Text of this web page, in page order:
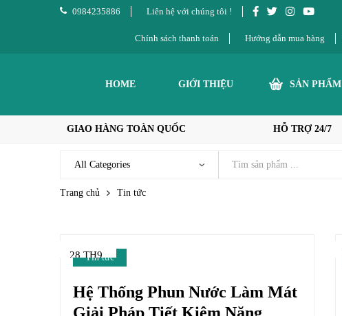
0984235886 Liên hệ với chúng tôi !
Chính sách thanh toán Hướng dẫn mua hàng
HOME GIỚI THIỆU SẢN PHẨM
GIAO HÀNG TOÀN QUỐC HỖ TRỢ 24/7
Trang chủ Tin tức
28 TH9
Tin tức
Hệ Thống Phun Nước Làm Mát